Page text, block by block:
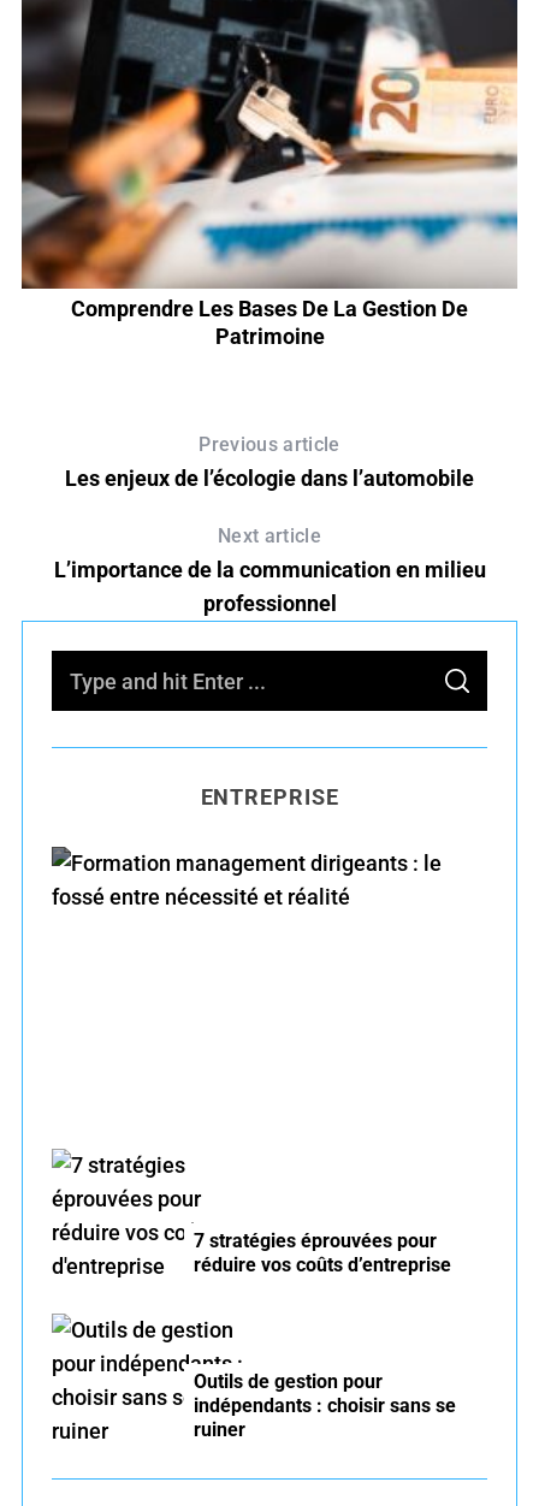
Comprendre Les Bases De La Gestion De
Patrimoine
Previous article
Les enjeux de l’écologie dans l’automobile
Next article
L’importance de la communication en milieu
professionnel
f
o
S
A
C
ENTREPRISE
7 stratégies éprouvées pour
réduire vos coûts d’entreprise
Outils de gestion pour
indépendants : choisir sans se
ruiner